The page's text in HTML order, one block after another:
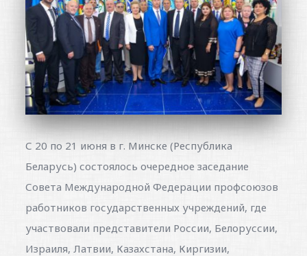
С 20 по 21 июня в г. Минске (Республика
Беларусь) состоялось очередное заседание
Совета Международной Федерации профсоюзов
работников государственных учреждений, где
участвовали представители России, Белоруссии,
Израиля, Латвии, Казахстана, Киргизии,